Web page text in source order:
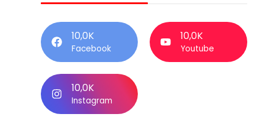
10,0K
Facebook
10,0K
Youtube
10,0K
Instagram